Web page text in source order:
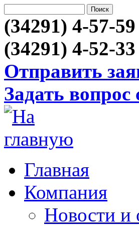
(34291) 4-57-59
(34291) 4-52-33
Отправить
Задать вопрос
Главная
Компания
Новости и